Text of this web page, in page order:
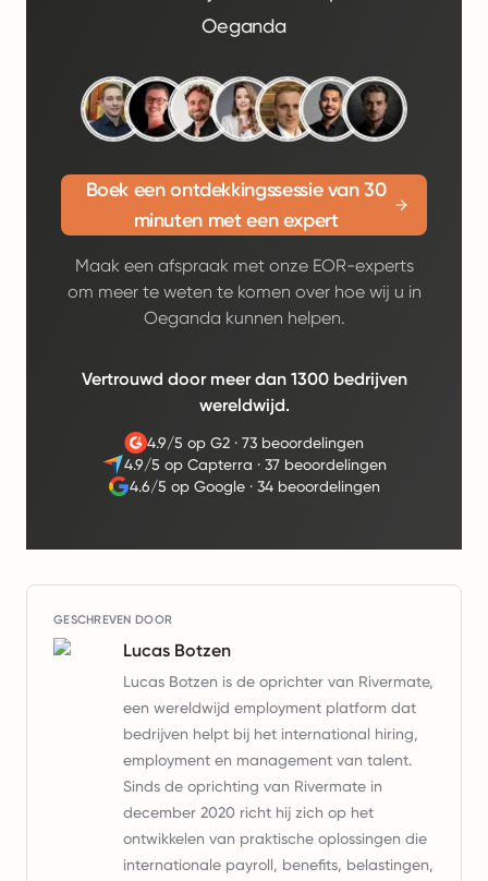
Oeganda
Boek een ontdekkingssessie van 30
minuten met een expert
Maak een afspraak met onze EOR-experts
om meer te weten te komen over hoe wij u in
Oeganda kunnen helpen.
Vertrouwd door meer dan 1300 bedrijven
wereldwijd.
4.9/5 op G2· 73 beoordelingen
4.9/5 op Capterra · 37 beoordelingen
4.6/5 op Google ·34 beoordelingen
GESCHREVEN DOOR
Lucas Botzen
Lucas Botzen is de oprichter van Rivermate,
een wereldwijd employment platform dat
bedrijven helpt bij het international hiring,
employment en management van talent.
Sinds de oprichting van Rivermate in
december 2020 richt hij zich op het
ontwikkelen van praktische oplossingen die
internationale payroll, benefits, belastingen,